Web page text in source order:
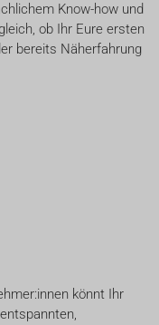
Know-how und
ob Ihr Eure ersten
bereits Näherfahrung
könnt Ihr